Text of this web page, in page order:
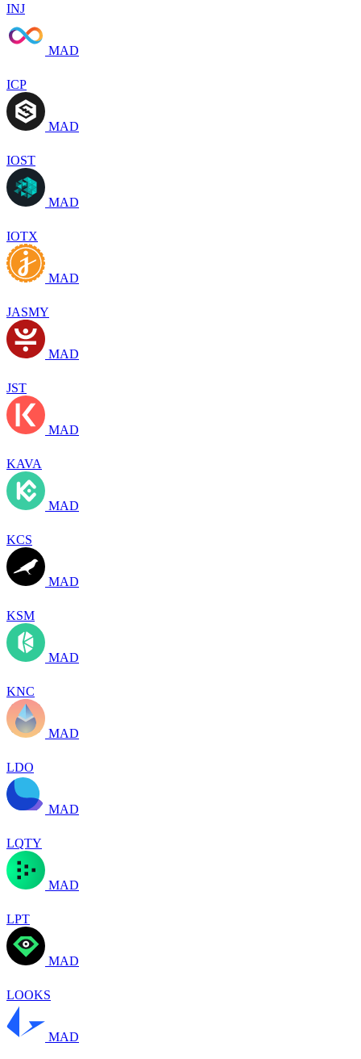
INJ
MAD
ICP
MAD
IOST
MAD
IOTX
MAD
JASMY
MAD
JST
MAD
KAVA
MAD
KCS
MAD
KSM
MAD
KNC
MAD
LDO
MAD
LQTY
MAD
LPT
MAD
LOOKS
MAD